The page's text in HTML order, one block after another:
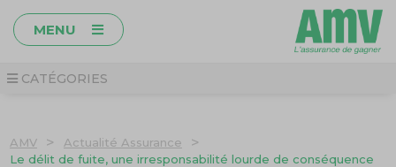
MENU
CATÉGORIES
AMV > Actualité Assurance >
Le délit de fuite, une irresponsabilité lourde de conséquence